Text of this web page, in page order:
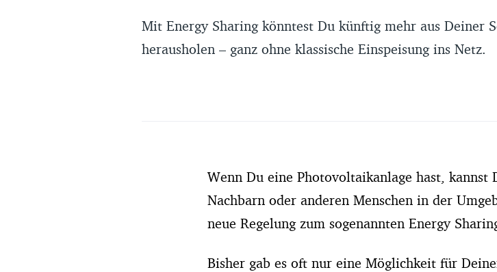
Mit Energy Sharing könntest Du künftig mehr aus Deiner
herausholen – ganz ohne klassische Einspeisung ins Netz.
Wenn Du eine Photovoltaikanlage hast,
Nachbarn oder anderen Menschen in der
neue Regelung zum sogenannten Energy
Bisher gab es oft nur eine Möglichkeit für